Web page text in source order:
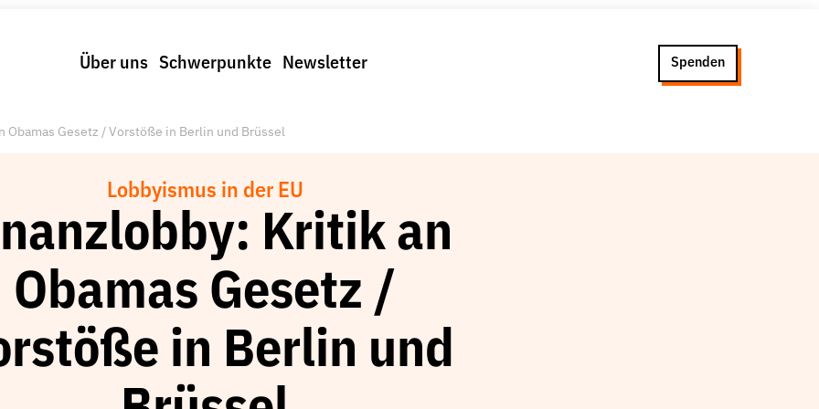
Über uns Schwerpunkte Newsletter Spenden
Obamas Gesetz / Vorstöße in Berlin und Brüssel
Lobbyismus in der EU
Kritik an
Obamas Gesetz /
in Berlin und